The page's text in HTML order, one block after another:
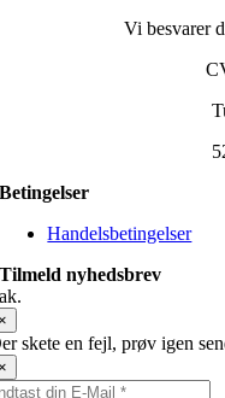
Vi besvarer
Betingelser
Handelsbetingelser
Tilmeld nyhedsbrev
skete en fejl, prøv igen